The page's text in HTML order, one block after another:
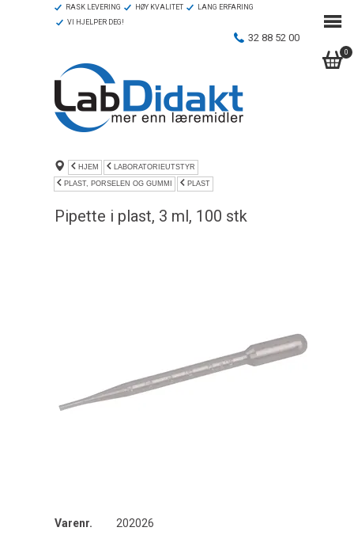
0
RASK LEVERING HØY KVALITET
LANG ERFARING
VI HJELPER DEG!
32 88 52 00
HJEM LABORATORIEUTSTYR
PLAST, PORSELEN OG GUMMI PLAST
Pipette i plast, 3 ml, 100 stk
Varenr.
202026